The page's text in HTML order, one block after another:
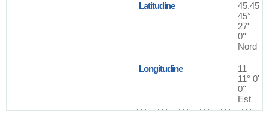
Latitudine
45.45
45°
27'
0''
Nord
Longitudine
11
11° 0'
0''
Est